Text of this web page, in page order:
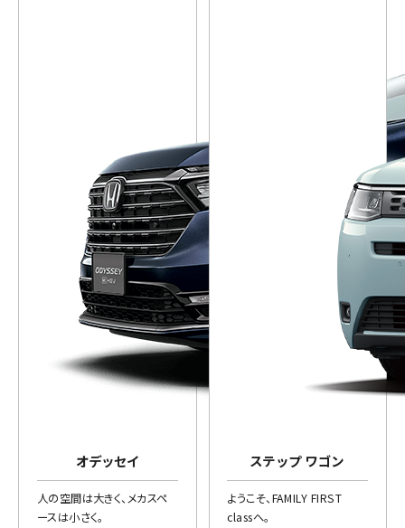
オデッセイ
人の空間は大きく、メカスペ
ースは小さく。
ステップ ワゴン
ようこそ、FAMILY FIRST
classへ。